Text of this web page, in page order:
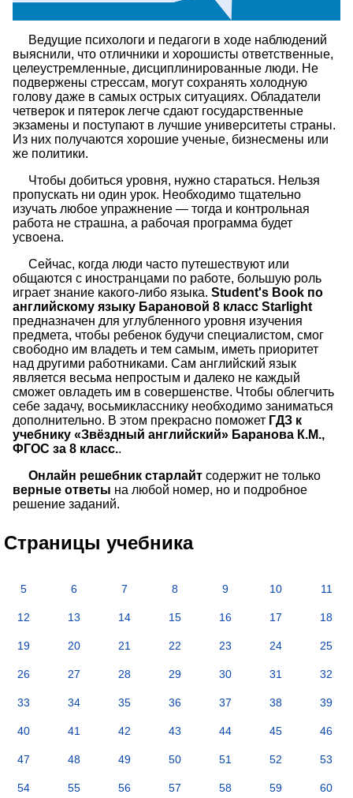
Ведущие психологи и педагоги в ходе наблюдений
выяснили, что отличники и хорошисты ответственные,
целеустремленные, дисциплинированные люди. Не
подвержены стрессам, могут сохранять холодную
голову даже в самых острых ситуациях. Обладатели
четверок и пятерок легче сдают государственные
экзамены и поступают в лучшие университеты страны.
Из них получаются хорошие ученые, бизнесмены или
же политики.
Чтобы добиться уровня, нужно стараться. Нельзя
пропускать ни один урок. Необходимо тщательно
изучать любое упражнение — тогда и контрольная
работа не страшна, а рабочая программа будет
усвоена.
Сейчас, когда люди часто путешествуют или
общаются с иностранцами по работе, большую роль
играет знание какого-либо языка. Student's Book по
английскому языку Барановой 8 класс Starlight
предназначен для углубленного уровня изучения
предмета, чтобы ребенок будучи специалистом, смог
свободно им владеть и тем самым, иметь приоритет
над другими работниками. Сам английский язык
является весьма непростым и далеко не каждый
сможет овладеть им в совершенстве. Чтобы облегчить
себе задачу, восьмикласснику необходимо заниматься
дополнительно. В этом прекрасно поможет ГДЗ к
учебнику «Звёздный английский» Баранова К.М.,
ФГОС за 8 класс..
Онлайн решебник старлайт содержит не только
верные ответы на любой номер, но и подробное
решение заданий.
Страницы учебника
5 6 7 8 9 10 11
12 13 14 15 16 17 18
19 20 21 22 23 24 25
26 27 28 29 30 31 32
33 34 35 36 37 38 39
40 41 42 43 44 45 46
47 48 49 50 51 52 53
54 55 56 57 58 59 60